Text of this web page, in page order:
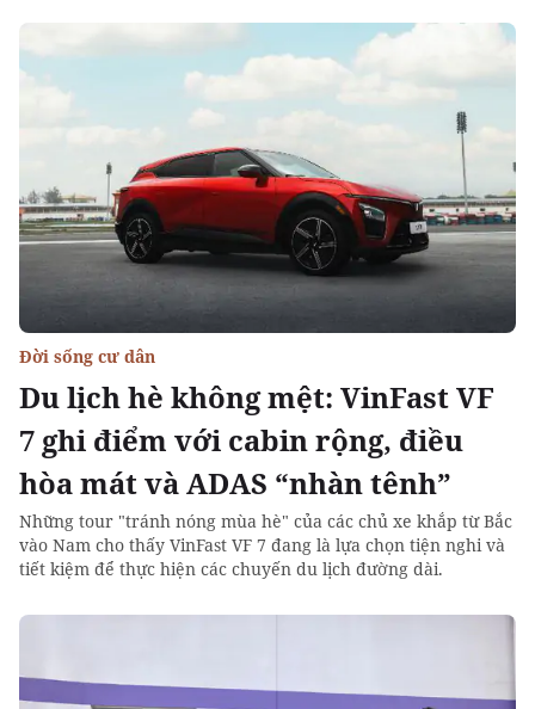
Du lịch hè không mệt: VinFast VF
7 ghi điểm với cabin rộng, điều
hòa mát và ADAS “nhàn tênh”
Đời sống cư dân
Những tour "tránh nóng mùa hè" của các chủ xe khắp từ Bắc
vào Nam cho thấy VinFast VF 7 đang là lựa chọn tiện nghi và
tiết kiệm để thực hiện các chuyến du lịch đường dài.